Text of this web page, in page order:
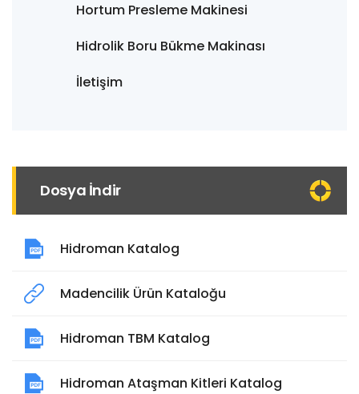
Hortum Presleme Makinesi
Hidrolik Boru Bükme Makinası
İletişim
Dosya İndir
Hidroman Katalog
Madencilik Ürün Kataloğu
Hidroman TBM Katalog
Hidroman Ataşman Kitleri Katalog